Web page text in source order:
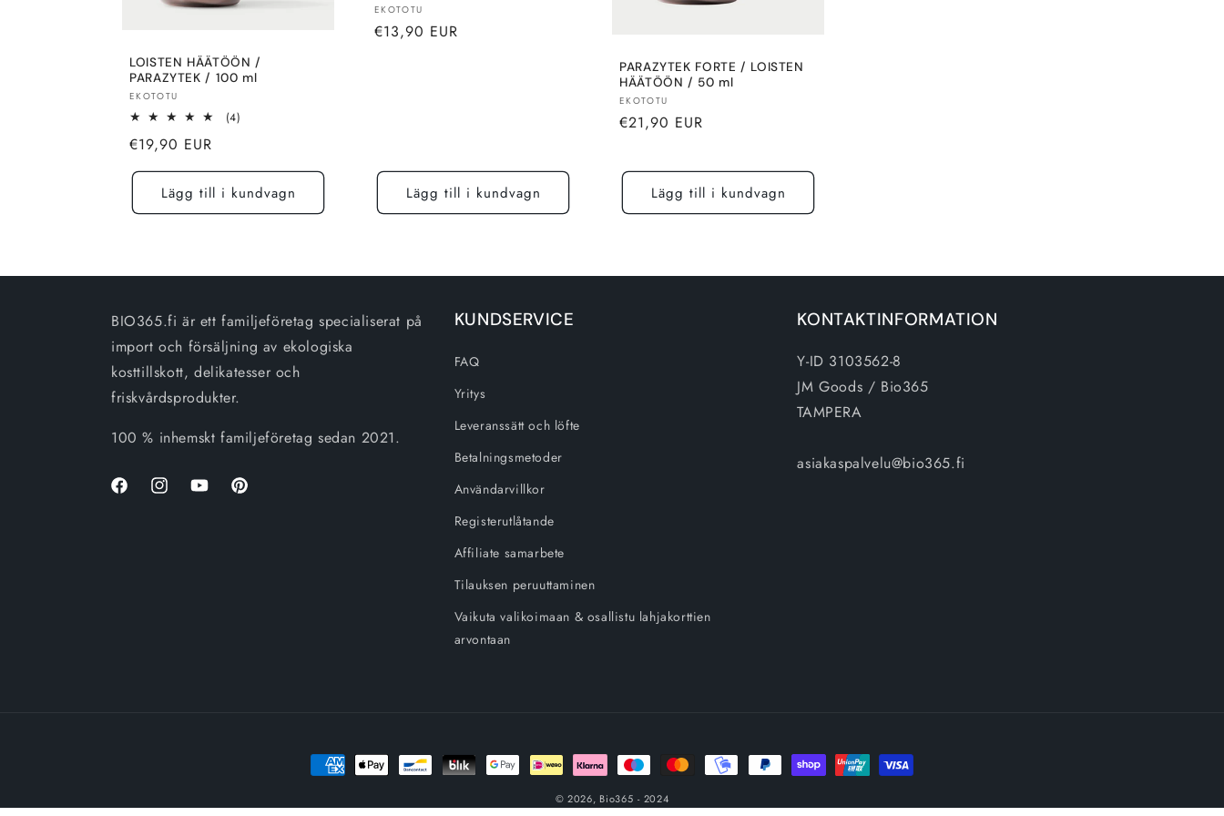
LOISTEN HÄÄTÖÖN /
PARAZYTEK / 100 ml
Säljare:
EKOTOTU
(4)
Normalt
pris
€19,90 EUR
Lägg till i kundvagn
Säljare:
EKOTOTU
Normalt
€13,90 EUR
Lägg till i kundvagn
PARAZYTEK FORTE / LOISTEN
HÄÄTÖÖN / 50 ml
Säljare:
EKOTOTU
Normalt
€21,90 EUR
Lägg till i kundvagn
BIO365.fi är ett familjeföretag specialiserat på
import och försäljning av ekologiska
kosttillskott, delikatesser och
friskvårdsprodukter.
100 % inhemskt familjeföretag sedan 2021.
FacebookInstagramYoutubePinterest
KUNDSERVICE
FAQ
Yritys
Leveranssätt och löfte
Betalningsmetoder
Användarvillkor
Registerutlåtande
Affiliate samarbete
Tilauksen peruuttaminen
Vaikuta valikoimaan & osallistu lahjakorttien
arvontaan
KONTAKTINFORMATION
Y-ID 3103562-8
JM Goods / Bio365
TAMPERA
asiakaspalvelu@bio365.fi
Betalningsmetoder
© 2026, Bio365 - 2024